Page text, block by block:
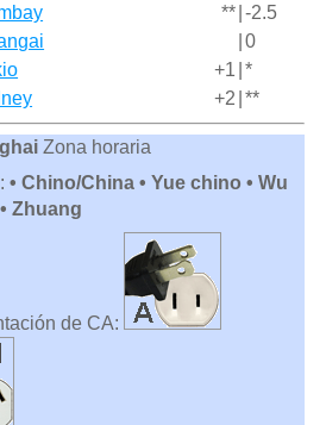
** -2.5
0
+1 *
+2 **
Zona horaria
• Chino/China • Yue chino • Wu
Zhuang
de CA: